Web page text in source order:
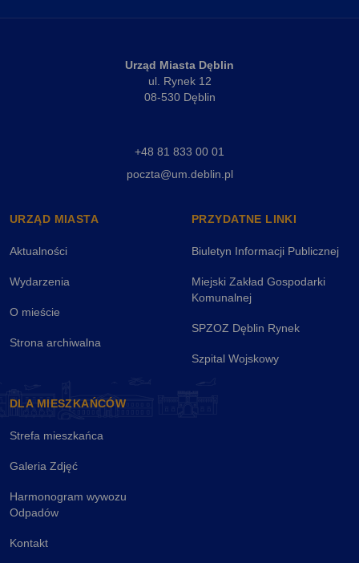
Urząd Miasta Dęblin
ul. Rynek 12
08-530 Dęblin
+48 81 833 00 01
poczta@um.deblin.pl
URZĄD MIASTA
Aktualności
Wydarzenia
O mieście
Strona archiwalna
PRZYDATNE LINKI
Biuletyn Informacji Publicznej
Miejski Zakład Gospodarki
Komunalnej
SPZOZ Dęblin Rynek
Szpital Wojskowy
DLA MIESZKAŃCÓW
Strefa mieszkańca
Galeria Zdjęć
Harmonogram wywozu
Odpadów
Kontakt